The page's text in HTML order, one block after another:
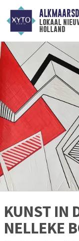
lokaal
holland
KUNST IN
NELLEKE